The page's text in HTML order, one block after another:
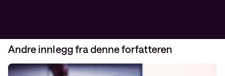
Andre innlegg fra denne forfatteren